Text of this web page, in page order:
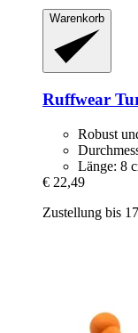
Warenkorb
Ruffwear
Robust
Länge: 8
€ 22,49
Zustellung bis